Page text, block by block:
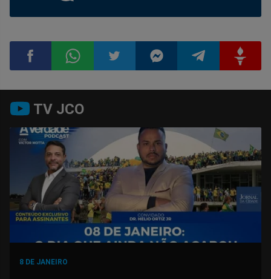
Compartilhar
no
Facebook
no
Whatsapp
no
Twitter
no
Messenger
no
Telegram
no
Gettr
TV JCO
8 DE JANEIRO